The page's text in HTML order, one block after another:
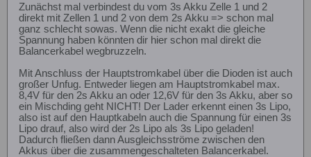
Zunächst mal verbindest du vom 3s Akku Zelle 1 und 2
direkt mit Zellen 1 und 2 von dem 2s Akku => schon mal
ganz schlecht sowas. Wenn die nicht exakt die gleiche
Spannung haben könnten dir hier schon mal direkt die
Balancerkabel wegbruzzeln.
Mit Anschluss der Hauptstromkabel über die Dioden ist auch
großer Unfug. Entweder liegen am Hauptstromkabel max.
8,4V für den 2s Akku an oder 12,6V für den 3s Akku, aber so
ein Mischding geht NICHT! Der Lader erkennt einen 3s Lipo,
also ist auf den Hauptkabeln auch die Spannung für einen 3s
Lipo drauf, also wird der 2s Lipo als 3s Lipo geladen!
Dadurch fließen dann Ausgleichsströme zwischen den
Akkus über die zusammengeschalteten Balancerkabel.